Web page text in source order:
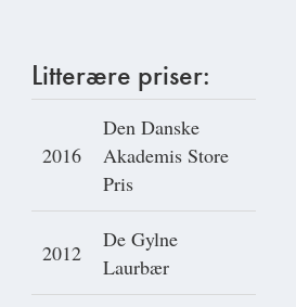
Litterære priser:
2016
Den Danske
Akademis Store
Pris
2012
De Gylne
Laurbær